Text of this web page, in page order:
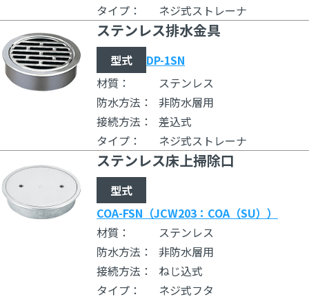
タイプ：
ネジ式ストレーナ
ステンレス排水金具
型式
DP-1SN
材質：
ステンレス
防水方法：
非防水層用
接続方法：
差込式
タイプ：
ネジ式ストレーナ
ステンレス床上掃除口
型式
COA-FSN（JCW203：COA（SU））
材質：
ステンレス
防水方法：
非防水層用
接続方法：
ねじ込式
タイプ：
ネジ式フタ